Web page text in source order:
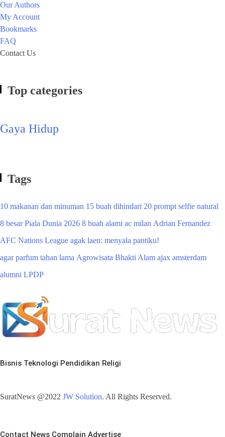
Our Authors
My Account
Bookmarks
FAQ
Contact Us
Top categories
Gaya Hidup
Tags
10 makanan dan minuman 15 buah dihindari 20 prompt selfie natural
8 besar Piala Dunia 2026 8 buah alami ac milan Adrian Fernandez
AFC Nations League agak laen: menyala pantiku!
agar parfum tahan lama Agrowisata Bhakti Alam ajax amsterdam
alumni LPDP
Bisnis Teknologi Pendidikan Religi
SuratNews @2022 JW Solution. All Rights Reserved.
Contact News Complain Advertise